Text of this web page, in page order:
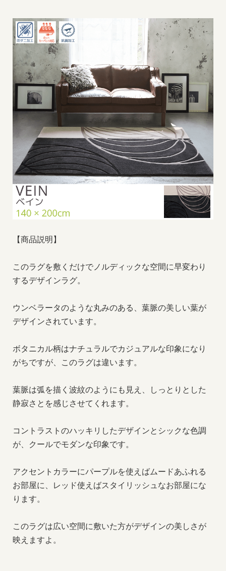
【商品説明】
このラグを敷くだけでノルディックな空間に早変わり
するデザインラグ。
ウンベラータのような丸みのある、葉脈の美しい葉が
デザインされています。
ボタニカル柄はナチュラルでカジュアルな印象になり
がちですが、このラグは違います。
葉脈は弧を描く波紋のようにも見え、しっとりとした
静寂さとを感じさせてくれます。
コントラストのハッキリしたデザインとシックな色調
が、クールでモダンな印象です。
アクセントカラーにパープルを使えばムードあふれる
お部屋に、レッド使えばスタイリッシュなお部屋にな
ります。
このラグは広い空間に敷いた方がデザインの美しさが
映えますよ。